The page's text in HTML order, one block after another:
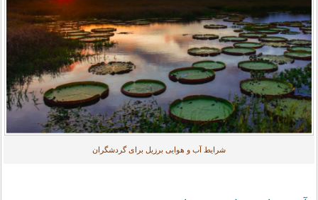
شرایط آب و هوایی برزیل برای گردشگران